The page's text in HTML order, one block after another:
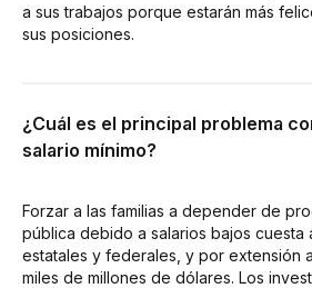
a sus trabajos porque estarán más
sus posiciones.
¿Cuál es el principal problema
salario mínimo?
Forzar a las familias a depender de
pública debido a salarios bajos cuesta
estatales y federales, y por extensión
miles de millones de dólares. Los